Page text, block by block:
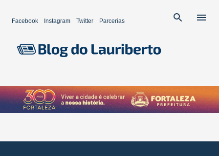
Facebook Instagram Twitter Parcerias